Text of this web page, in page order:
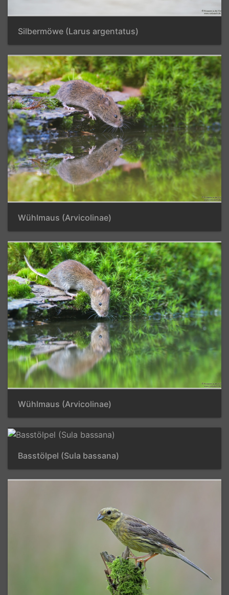
Silbermöwe (Larus argentatus)
Wühlmaus (Arvicolinae)
Wühlmaus (Arvicolinae)
Basstölpel (Sula bassana)